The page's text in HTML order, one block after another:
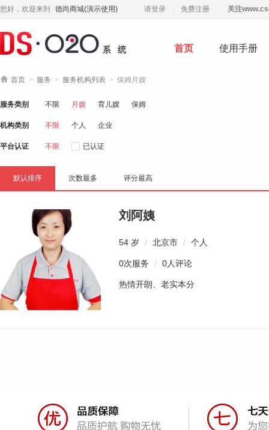
您好，欢迎来到 德尚商城(演示使用) 请登录 免费注册 关注
首页 使用手册
 首页 > 服务 > 服务机构列表 > 保姆月嫂
服务类别 不限 月嫂 育儿嫂 保姆
机构类别 不限 个人 企业
平台认证 不限 已认证
默认排序 次数最多 评分最高
刘阿姨
54 岁 / 北京市 / 个人
0次服务 / 0人评论
热情开朗、老实本分